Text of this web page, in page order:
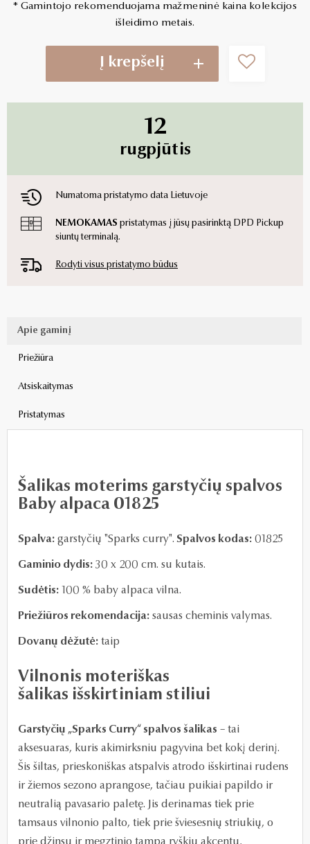
* Gamintojo rekomenduojama mažmeninė kaina kolekcijos
išleidimo metais.
Į krepšelį
12
rugpjūtis
Numatoma pristatymo data Lietuvoje
NEMOKAMAS pristatymas į jūsų pasirinktą DPD Pickup
siuntų terminalą.
Rodyti visus pristatymo būdus
Apie gaminį
Priežiūra
Atsiskaitymas
Pristatymas
Šalikas moterims garstyčių spalvos
Baby alpaca 01825
Spalva: garstyčių "Sparks curry". Spalvos kodas: 01825
Gaminio dydis: 30 x 200 cm. su kutais.
Sudėtis: 100 % baby alpaca vilna.
Priežiūros rekomendacija: sausas cheminis valymas.
Dovanų dėžutė: taip
Vilnonis moteriškas
šalikas išskirtiniam stiliui
Garstyčių „Sparks Curry“ spalvos šalikas – tai
aksesuaras, kuris akimirksniu pagyvina bet kokį derinį.
Šis šiltas, prieskoniškas atspalvis atrodo išskirtinai rudens
ir žiemos sezono aprangose, tačiau puikiai papildo ir
neutralią pavasario paletę. Jis derinamas tiek prie
tamsaus vilnonio palto, tiek prie šviesesnių striukių, o
prie džinsų ir megztinio tampa ryškiu akcentu,